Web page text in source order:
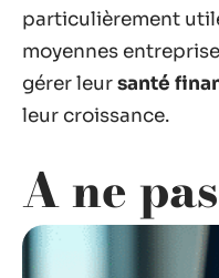
particulièrement
moyennes
gérer leursanté
leur croissance.
A ne